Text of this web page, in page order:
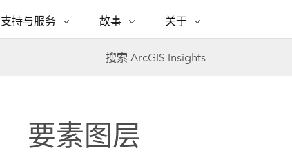
功能
将位置引入分析
用户类型
自然科学
专题倡议
支持与服务
支持与服务 自助服务
地理空间卓越之旅
故事
ESRI 故事
WhereNext Magazine
现实世界的全球 GIS 创新
ArcUser
关于
关于 ESRI
关于 Esri
要素图层